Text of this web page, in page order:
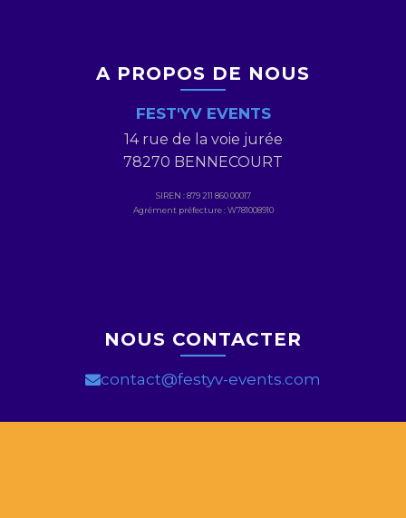
A PROPOS DE NOUS
FEST'YV EVENTS
14 rue de la voie jurée
78270 BENNECOURT
SIREN : 879 211 860 00017
Agrément préfecture : W781008910
NOUS CONTACTER
contact@festyv-events.com